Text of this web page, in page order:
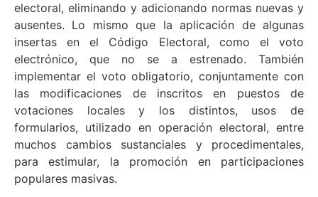
electoral, eliminando y adicionando normas nuevas y
ausentes. Lo mismo que la aplicación de algunas
insertas en el Código Electoral, como el voto
electrónico, que no se a estrenado. También
implementar el voto obligatorio, conjuntamente con
las modificaciones de inscritos en puestos de
votaciones locales y los distintos, usos de
formularios, utilizado en operación electoral, entre
muchos cambios sustanciales y procedimentales,
para estimular, la promoción en participaciones
populares masivas.